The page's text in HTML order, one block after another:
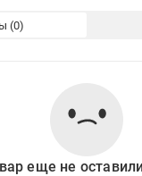
еще не